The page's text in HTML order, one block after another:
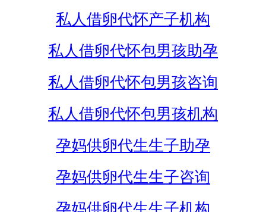
私人借卵代怀产子机构
私人借卵代怀包男孩助孕
私人借卵代怀包男孩咨询
私人借卵代怀包男孩机构
孕妈供卵代生生子助孕
孕妈供卵代生生子咨询
孕妈供卵代生生子机构